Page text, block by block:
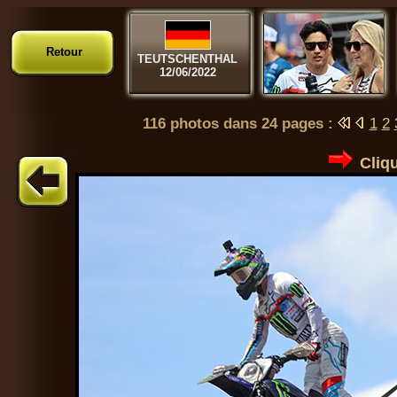
Retour
TEUTSCHENTHAL
12/06/2022
116 photos dans 24 pages : 1 2